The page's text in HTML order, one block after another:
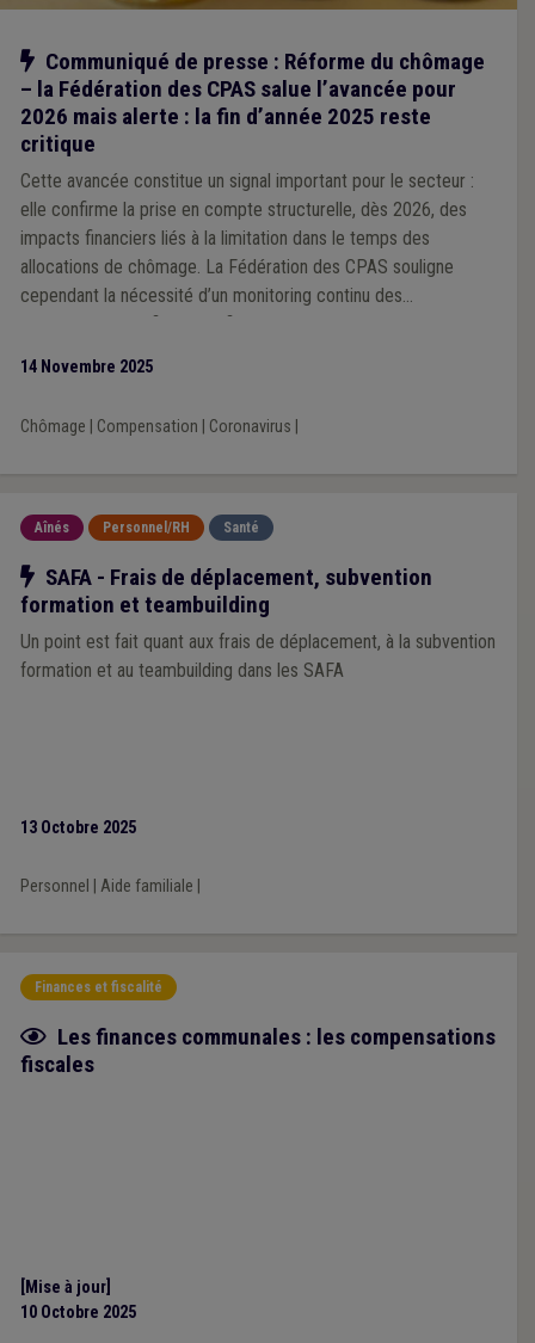
Notre action
Communiqué de presse : Réforme du chômage
– la Fédération des CPAS salue l’avancée pour
2026 mais alerte : la fin d’année 2025 reste
critique
Cette avancée constitue un signal important pour le secteur :
elle confirme la prise en compte structurelle, dès 2026, des
impacts financiers liés à la limitation dans le temps des
allocations de chômage. La Fédération des CPAS souligne
cependant la nécessité d’un monitoring continu des
compensations, afin de vérifier si les montants prévus couvrent
14 Novembre 2025
Chômage Compensation Coronavirus
Aînés Personnel/RH Santé
Notre action
SAFA - Frais de déplacement, subvention
formation et teambuilding
Un point est fait quant aux frais de déplacement, à la subvention
formation et au teambuilding dans les SAFA
13 Octobre 2025
Personnel Aide familiale
Finances et fiscalité
Fiche focus
Les finances communales : les compensations
fiscales
[Mise à jour]
10 Octobre 2025